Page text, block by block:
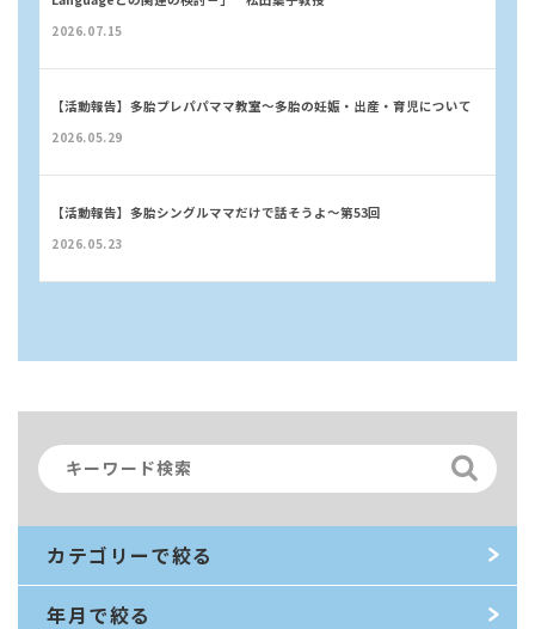
2026.07.15
【活動報告】多胎プレパパママ教室〜多胎の妊娠・出産・育児について
2026.05.29
【活動報告】多胎シングルママだけで話そうよ〜第53回
2026.05.23
カテゴリーで絞る
年月で絞る